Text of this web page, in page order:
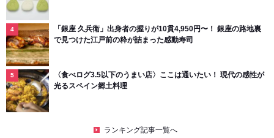
「銀座 久兵衛」出身者の握りが10貫4,950円〜！ 銀座の路地裏
で見つけた江戸前の粋が詰まった感動寿司
〈食べログ3.5以下のうまい店〉ここは通いたい！ 現代の感性が
光るスペイン郷土料理
ランキング記事一覧へ